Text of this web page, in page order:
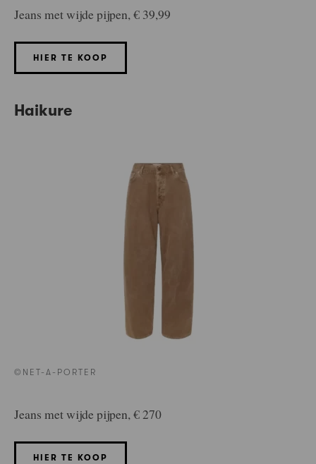
Jeans met wijde pijpen, € 39,99
HIER TE KOOP
Haikure
©NET-A-PORTER
Jeans met wijde pijpen, € 270
HIER TE KOOP